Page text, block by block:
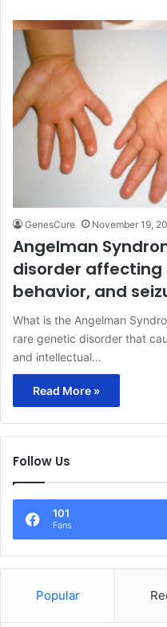
GenesCure November 19,
Angelman
disorder
behavior, and
What is the Angelman
rare genetic disorder that
and intellectual…
Read More »
Follow Us
101
Fans
Popular